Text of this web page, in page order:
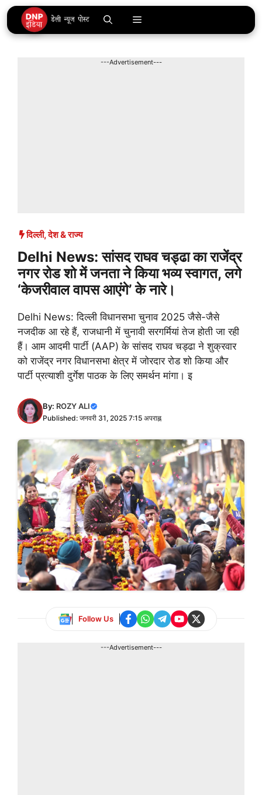
Skip
to
content
Menu
---Advertisement---
दिल्ली,देश & राज्य
Delhi News: सांसद राघव चड्ढा का राजेंद्र
नगर रोड शो में जनता ने किया भव्य स्वागत, लगे
‘केजरीवाल वापस आएंगे’ के नारे।
Delhi News: दिल्ली विधानसभा चुनाव 2025 जैसे-जैसे
नजदीक आ रहे हैं, राजधानी में चुनावी सरगर्मियां तेज होती जा रही
हैं। आम आदमी पार्टी (AAP) के सांसद राघव चड्ढा ने शुक्रवार
को राजेंद्र नगर विधानसभा क्षेत्र में जोरदार रोड शो किया और
पार्टी प्रत्याशी दुर्गेश पाठक के लिए समर्थन मांगा। इ
By: ROZY ALI
Published: जनवरी 31, 2025 7:15 अपराह्न
Follow Us
---Advertisement---